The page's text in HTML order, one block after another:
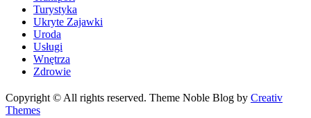
Turystyka
Ukryte Zajawki
Uroda
Usługi
Wnętrza
Zdrowie
Copyright © All rights reserved. Theme Noble Blog by Creativ
Themes